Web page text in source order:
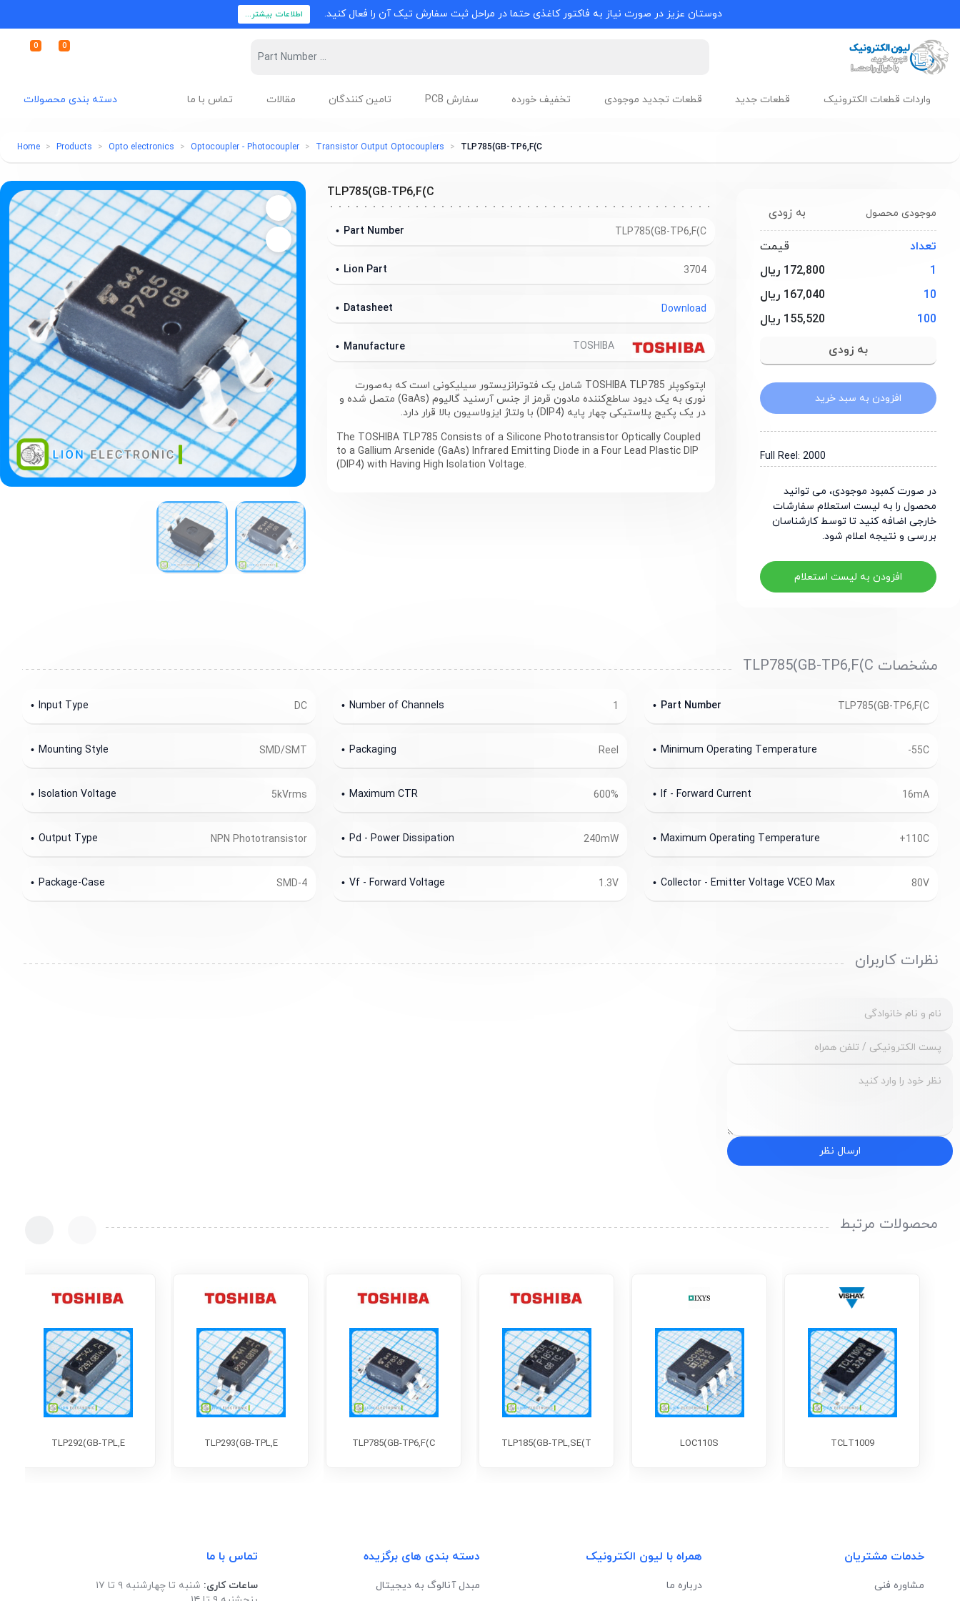
دوستان عزیز در صورت نیاز به فاکتور کاغذی حتما در مراحل ثبت سفارش تیک آن را فعال کنید. اطلاعات بیشتر...
0 0
دسته بندی محصولات واردات قطعات الکترونیک قطعات جدید قطعات تجدید موجودی تخفیف خورده سفارش PCB تامین کنندگان مقالات تماس با ما
Home Products Opto electronics Optocoupler - Photocoupler Transistor Output Optocouplers TLP785(GB-TP6,F(C
به زودی موجودی محصول
تعداد
قیمت
1
172,800 ریال
10
167,040 ریال
100
155,520 ریال
افزودن به سبد خرید
Full Reel: 2000
در صورت کمبود موجودی، می توانید
محصول را به لیست استعلام سفارشات
خارجی اضافه کنید تا توسط کارشناسان
بررسی و نتیجه اعلام شود.
افزودن به لیست استعلام
TLP785(GB-TP6,F(C
TLP785(GB-TP6,F(C
Part Number
3704
Lion Part
Download
Datasheet
TOSHIBA
Manufacture
اپتوکوپلر TOSHIBA TLP785 شامل یک فتوترانزیستور سیلیکونی است که به‌صورت
نوری به یک دیود ساطع‌کننده مادون قرمز از جنس آرسنید گالیوم (GaAs) متصل شده و
در یک پکیج پلاستیکی چهار پایه (DIP4) با ولتاژ ایزولاسیون بالا قرار دارد.
The TOSHIBA TLP785 Consists of a Silicone Phototransistor Optically Coupled
to a Gallium Arsenide (GaAs) Infrared Emitting Diode in a Four Lead Plastic DIP
(DIP4) with Having High Isolation Voltage.
مشخصات TLP785(GB-TP6,F(C
TLP785(GB-TP6,F(C
Part Number
1
Number of Channels
DC
Input Type
-55C
Minimum Operating Temperature
Reel
Packaging
SMD/SMT
Mounting Style
16mA
If - Forward Current
600%
Maximum CTR
5kVrms
Isolation Voltage
+110C
Maximum Operating Temperature
240mW
Pd - Power Dissipation
NPN Phototransistor
Output Type
80V
Collector - Emitter Voltage VCEO Max
1.3V
Vf - Forward Voltage
SMD-4
Package-Case
نظرات کاربران
ارسال نظر
محصولات مرتبط
TCLT1009
LOC110S
TLP185(GB-TPL,SE(T
TLP785(GB-TP6,F(C
TLP293(GB-TPL,E
TLP292(GB-TPL,E
خدمات مشتریان
مشاوره فنی
همراه با لیون الکترونیک
درباره ما
دسته بندی های برگزیده
مبدل آنالوگ به دیجیتال
تماس با ما
ساعات کاری: شنبه تا چهارشنبه ۹ تا ۱۷